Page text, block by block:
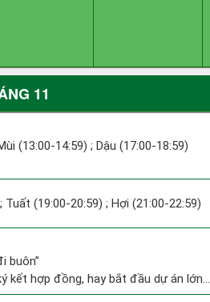
11
(13:00-14:59) ; Dậu (17:00-18:59)
(19:00-20:59) ; Hợi (21:00-22:59)
buôn”
kết hợp đồng, hay bắt đầu dự án lớn...